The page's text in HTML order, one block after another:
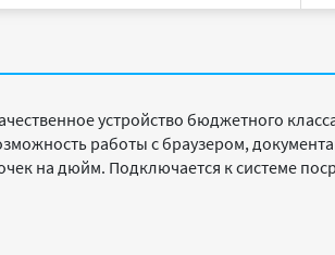
устройство бюджетного
работы с браузером,
на дюйм. Подключается к системе